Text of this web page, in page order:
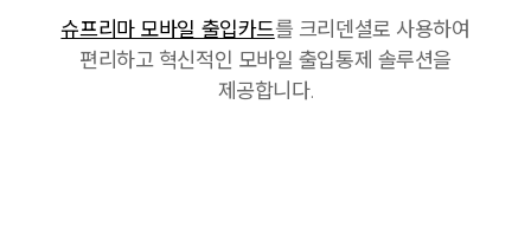
슈프리마 모바일 출입카드를 크리덴셜로 사용하여
편리하고 혁신적인 모바일 출입통제 솔루션을
제공합니다.